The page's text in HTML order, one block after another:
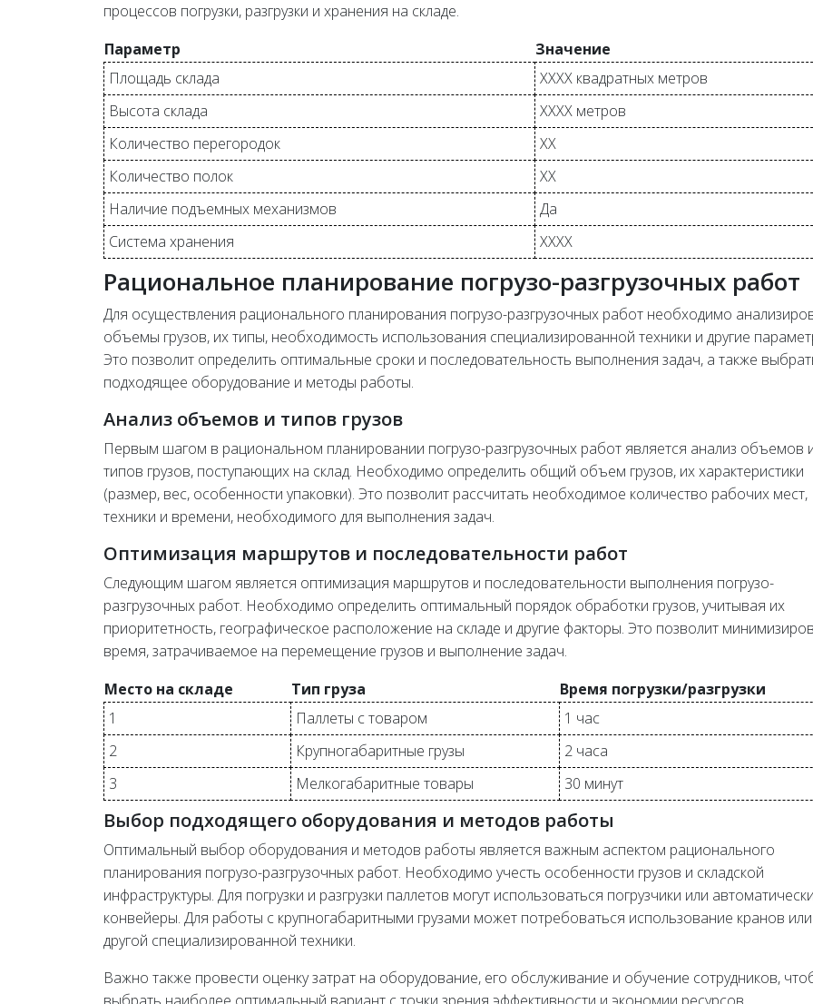
процессов погрузки, разгрузки и хранения на складе.
Параметр
Значение
Площадь склада
XXXX квадратных метров
Высота склада
XXXX метров
Количество перегородок
XX
Количество полок
XX
Наличие подъемных механизмов
Да
Система хранения
XXXX
Рациональное планирование погрузо-разгрузочных работ
Для осуществления рационального планирования погрузо-разгрузочных работ необходимо
объемы грузов, их типы, необходимость использования специализированной техники и другие
Это позволит определить оптимальные сроки и последовательность выполнения задач, а также
подходящее оборудование и методы работы.
Анализ объемов и типов грузов
Первым шагом в рациональном планировании погрузо-разгрузочных работ является анализ объемов
типов грузов, поступающих на склад. Необходимо определить общий объем грузов, их характеристики
(размер, вес, особенности упаковки). Это позволит рассчитать необходимое количество рабочих мест,
техники и времени, необходимого для выполнения задач.
Оптимизация маршрутов и последовательности работ
Следующим шагом является оптимизация маршрутов и последовательности выполнения погрузо-
разгрузочных работ. Необходимо определить оптимальный порядок обработки грузов, учитывая их
приоритетность, географическое расположение на складе и другие факторы. Это позволит
время, затрачиваемое на перемещение грузов и выполнение задач.
Место на складе
Тип груза
Время погрузки/разгрузки
1
Паллеты с товаром
1 час
2
Крупногабаритные грузы
2 часа
3
Мелкогабаритные товары 30 минут
Выбор подходящего оборудования и методов работы
Оптимальный выбор оборудования и методов работы является важным аспектом рационального
планирования погрузо-разгрузочных работ. Необходимо учесть особенности грузов и складской
инфраструктуры. Для погрузки и разгрузки паллетов могут использоваться погрузчики или
конвейеры. Для работы с крупногабаритными грузами может потребоваться использование кранов или
другой специализированной техники.
Важно также провести оценку затрат на оборудование, его обслуживание и обучение сотрудников,